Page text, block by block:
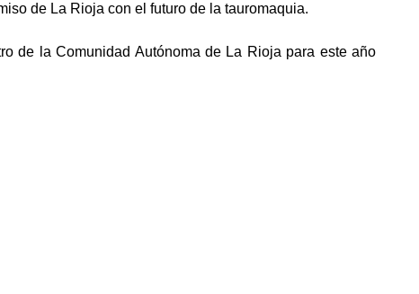
de La Rioja con el futuro de la tauromaquia.
de la Comunidad Autónoma de La Rioja para este año